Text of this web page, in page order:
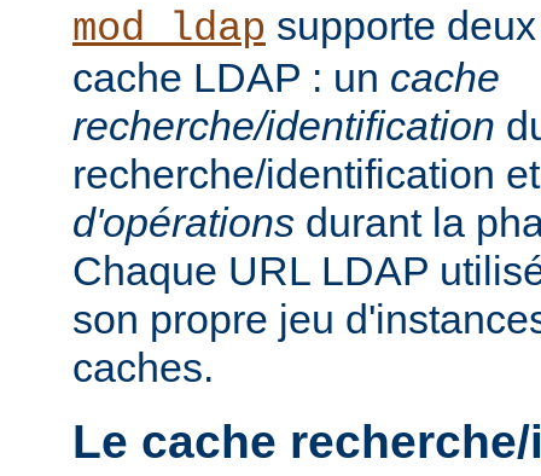
mod_ldap supporte
cache LDAP : un cache
recherche/identification
recherche/identification
d'opérations durant la
Chaque URL LDAP
son propre jeu
caches.
Le cache